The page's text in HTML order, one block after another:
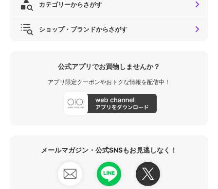
カテゴリーからさがす
ショップ・ブランドからさがす
公式アプリでお買物しませんか？
アプリ限定クーポンやおトクな情報を配信中！
メールマガジン・公式SNSもお見逃しなく！